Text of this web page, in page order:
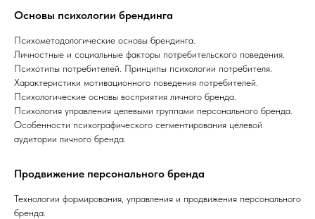
Основы психологии брендинга
Психометодологические основы брендинга.
Личностные и социальные факторы потребительского поведения.
Психотипы потребителей. Принципы психологии потребителя.
Характеристики мотивационного поведения потребителей.
Психологические основы восприятия личного бренда.
Психология управления целевыми группами персонального бренда.
Особенности психографического сегментирования целевой
аудитории личного бренда.
Продвижение персонального бренда
Технологии формирования, управления и продвижения персонального
бренда.